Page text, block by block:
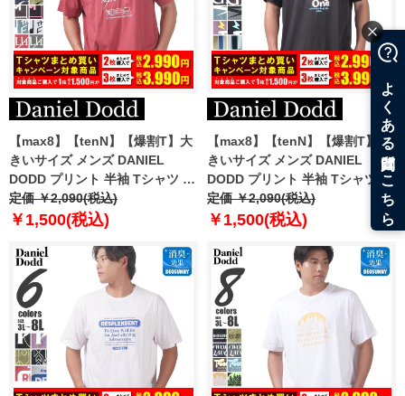
【max8】【tenN】【爆割T】大
きいサイズ メンズ DANIEL
DODD プリント 半袖 Tシャツ 全
8色 azt-2502pt4 【t2501】
定価 ￥2,090(税込)
￥1,500(税込)
【max8】【tenN】【爆割T】大
きいサイズ メンズ DANIEL
DODD プリント 半袖 Tシャツ 全
8色 azt-2502pt5 【t2501】
定価 ￥2,090(税込)
￥1,500(税込)